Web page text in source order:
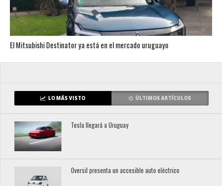
El Mitsubishi Destinator ya está en el mercado uruguayo
LO MÁS VISTO ÚLTIMOS ARTÍCULOS
Tesla llegará a Uruguay
Oversil presenta un accesible auto eléctrico